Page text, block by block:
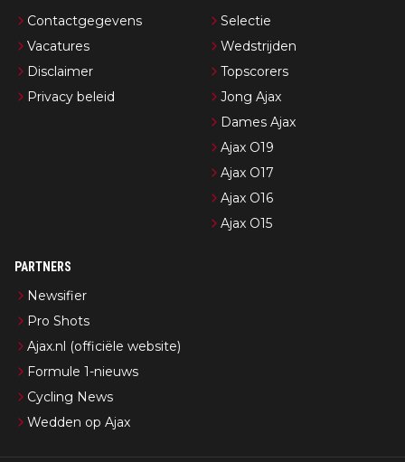
Contactgegevens
Vacatures
Disclaimer
Privacy beleid
Selectie
Wedstrijden
Topscorers
Jong Ajax
Dames Ajax
Ajax O19
Ajax O17
Ajax O16
Ajax O15
PARTNERS
Newsifier
Pro Shots
Ajax.nl (officiële website)
Formule 1-nieuws
Cycling News
Wedden op Ajax